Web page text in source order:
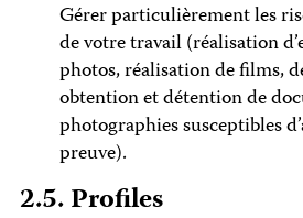
Gérer particulièrement les
de votre travail (réalisation
photos, réalisation de films,
obtention et détention de
photographies susceptibles
preuve).
2.5. Profiles